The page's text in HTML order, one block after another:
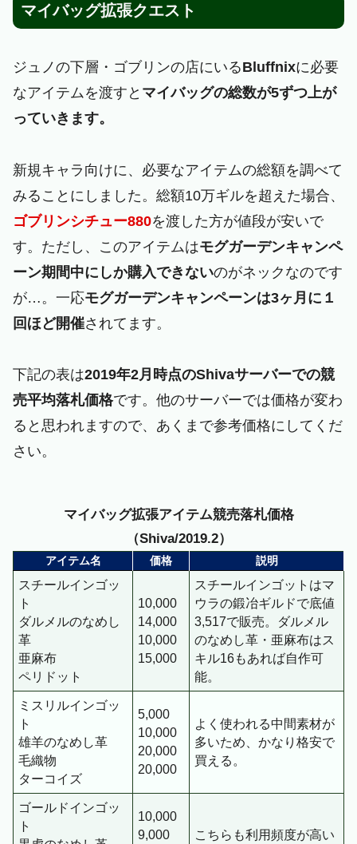
マイバッグ拡張クエスト
ジュノの下層・ゴブリンの店にいるBluffnixに必要
なアイテムを渡すと マイバッグの総数が5ずつ上が
っていきます。
新規キャラ向けに、必要なアイテムの総額を調べて
みることにしました。総額10万ギルを超えた場合、
ゴブリンシチュー880を渡した方が値段が安いで
す。ただし、このアイテムはモグガーデンキャンペ
ーン期間中にしか購入できないのがネックなのです
が…。一応モグガーデンキャンペーンは3ヶ月に１
回ほど開催されてます。
下記の表は2019年2月時点のShivaサーバーでの競
売平均落札価格です。他のサーバーでは価格が変わ
ると思われますので、あくまで参考価格にしてくだ
さい。
マイバッグ拡張アイテム競売落札価格
（Shiva/2019.2）
アイテム名 価格 説明
スチールインゴッ
ト
ダルメルのなめし
革
亜麻布
ペリドット
10,000
14,000
10,000
15,000
スチールインゴットはマ
ウラの鍛冶ギルドで底値
3,517で販売。ダルメル
のなめし革・亜麻布はス
キル16もあれば自作可
能。
ミスリルインゴッ
ト
雄羊のなめし革
毛織物
ターコイズ
5,000
10,000
20,000
20,000
よく使われる中間素材が
多いため、かなり格安で
買える。
ゴールドインゴッ
ト
10,000
9,000
こちらも利用頻度が高い